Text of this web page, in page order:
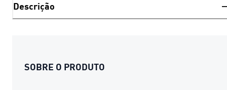
Descrição
SOBRE O PRODUTO